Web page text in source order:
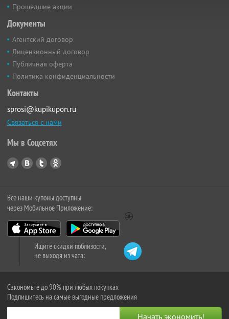
Прошедшие акции
Документы
Агентский договор
Лицензионный договор
Публичная оферта
Политика конфиденциальности
Контакты
sprosi@kupikupon.ru
Связаться с нами
Мы в Соцсетях
Все наши купоны доступны
через Мобильное Приложение:
Ищите скидки поблизости,
не выходя из чата:
Сэкономьте до 90% при любых покупках
Подпишитесь на самые выгодные предложения